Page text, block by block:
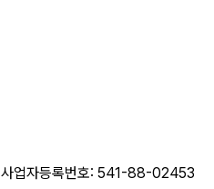
사업자등록번호: 541-88-02453